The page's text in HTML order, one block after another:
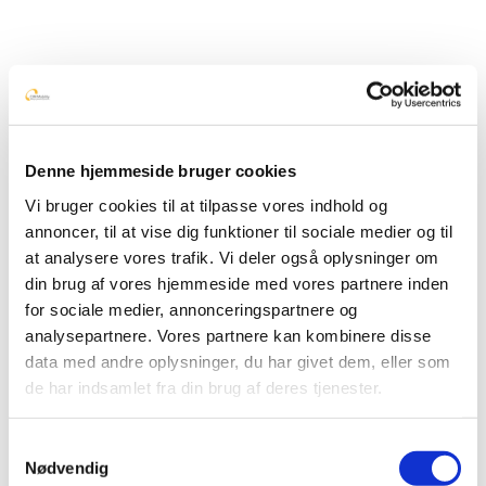
Denne hjemmeside bruger cookies
Vi bruger cookies til at tilpasse vores indhold og
annoncer, til at vise dig funktioner til sociale medier og til
at analysere vores trafik. Vi deler også oplysninger om
din brug af vores hjemmeside med vores partnere inden
for sociale medier, annonceringspartnere og
analysepartnere. Vores partnere kan kombinere disse
data med andre oplysninger, du har givet dem, eller som
de har indsamlet fra din brug af deres tjenester.
Nødvendig
Vores retningslinjer
Cookie- politik
Introduktion
Når du besøger vores website indsamles der oplysninger
om dig, som bruges til at tilpasse og forbedre vores
indhold og til at øge værdien af de annoncer, der vises på
siden. Hvis du ikke ønsker, at der indsamles oplysninger,
se vejledning
informationer der indsamles, deres formål og hvilke